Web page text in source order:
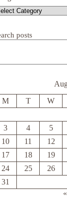
posts
M T W
3
4 5
10
11 12
17
18 19
24
25 26
31